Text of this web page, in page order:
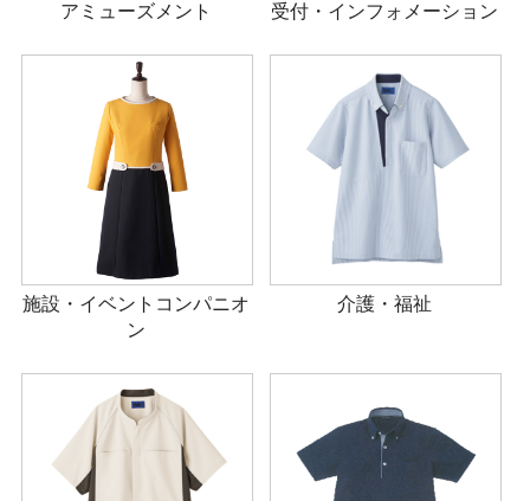
アミューズメント 受付・インフォメーション
施設・イベントコンパニオ
ン
介護・福祉